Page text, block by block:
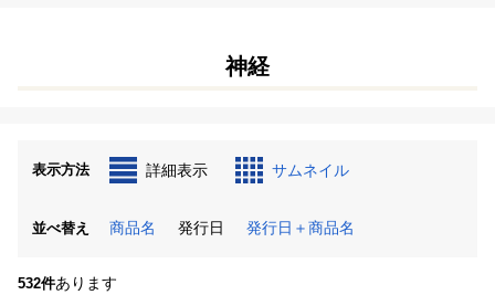
神経
表示方法 詳細表示 サムネイル
並べ替え 商品名 発行日 発行日＋商品名
532件あります